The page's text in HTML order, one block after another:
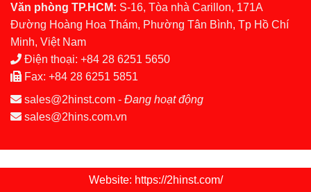
Văn phòng TP.HCM: S-16, Tòa nhà Carillon, 171A
Đường Hoàng Hoa Thám, Phường Tân Bình, Tp Hồ Chí
Minh, Việt Nam
Điện thoại: +84 28 6251 5650
Fax: +84 28 6251 5851
sales@2hinst.com - Đang hoạt động
sales@2hins.com.vn
Website: https://2hinst.com/